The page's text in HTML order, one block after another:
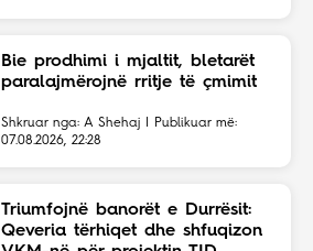
Bie prodhimi i mjaltit, bletarët
paralajmërojnë rritje të çmimit
Shkruar nga: A Shehaj | Publikuar më:
07.08.2026, 22:28
Triumfojnë banorët e Durrësit:
Qeveria tërhiqet dhe shfuqizon